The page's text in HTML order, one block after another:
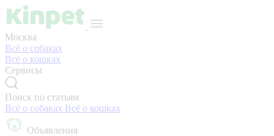
Москва
Всё о собаках
Всё о кошках
Сервисы
Поиск по статьям
Всё о собаках Всё о кошках
Объявления